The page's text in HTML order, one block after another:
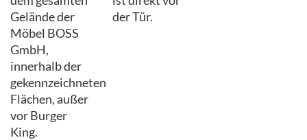
Gelände der
Möbel BOSS
GmbH,
innerhalb der
gekennzeichneten
Flächen, außer
vor Burger
King.
der Tür.